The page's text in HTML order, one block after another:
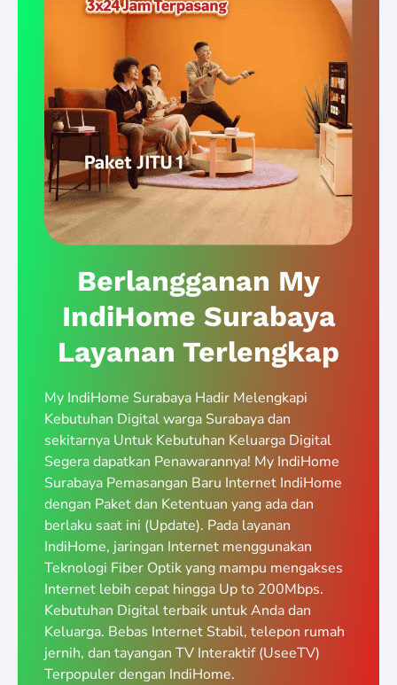
Berlangganan My
IndiHome Surabaya
Layanan Terlengkap
My IndiHome Surabaya Hadir Melengkapi
Kebutuhan Digital warga Surabaya dan
sekitarnya Untuk Kebutuhan Keluarga Digital
Segera dapatkan Penawarannya! My IndiHome
Surabaya Pemasangan Baru Internet IndiHome
dengan Paket dan Ketentuan yang ada dan
berlaku saat ini (Update). Pada layanan
IndiHome, jaringan Internet menggunakan
Teknologi Fiber Optik yang mampu mengakses
Internet lebih cepat hingga Up to 200Mbps.
Kebutuhan Digital terbaik untuk Anda dan
Keluarga. Bebas Internet Stabil, telepon rumah
jernih, dan tayangan TV Interaktif (UseeTV)
Terpopuler dengan IndiHome.